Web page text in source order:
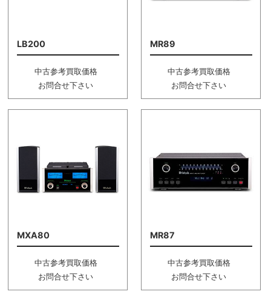
LB200
中古参考買取価格
お問合せ下さい
MR89
中古参考買取価格
お問合せ下さい
MXA80
中古参考買取価格
お問合せ下さい
MR87
中古参考買取価格
お問合せ下さい